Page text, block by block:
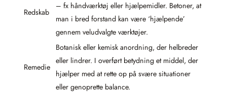
Redskab
– fx håndværktøj eller hjælpemidler. Betoner, at
man i bred forstand kan være ‘hjælpende’
gennem veludvalgte værktøjer.
Remedie
Botanisk eller kemisk anordning, der helbreder
eller lindrer. I overført betydning et middel, der
hjælper med at rette op på svære situationer
eller genoprette balance.